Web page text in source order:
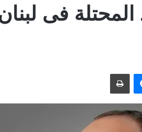
فى
ماسنجر طباعة